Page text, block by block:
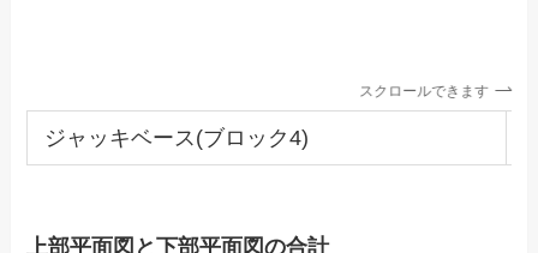
スクロールできます
ジャッキベース(ブロック4)
上部平面図と下部平面図の合計